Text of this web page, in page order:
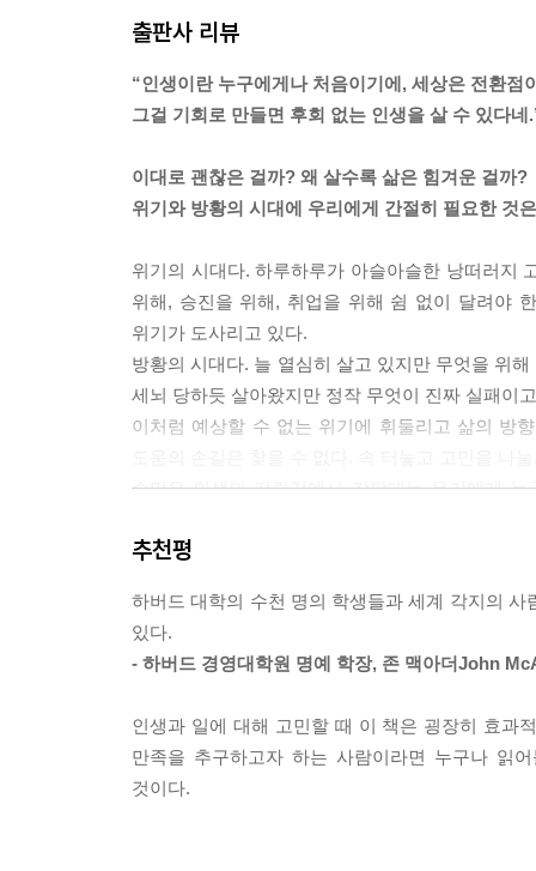
은 돈을 벌었지만 그의 진짜 유산은 과연 무엇일
하워드는 인생의 마지막 순간에 꼭 남기고 싶은
……
로소 삶의 틀이 형성된다는 거죠?”
“그렇지. 인간은 두 번 살지 못하잖아. 참, 내 경
지막 장면에서 시작하기’는 그와 비슷한 효력을
“성공과 실패는 동전의 양면과 같아서 각각의 무
게 보면 많은 사람들이 성공과 실패에 대해 모순
로 받아들인 탓에 스스로 어려움에 처하곤 하거든
말고, 제한된 틀에서 벗어나 자기만의 용어로 정의
드는 자기만의 용어로 성공과 실패를 정의할 때
치에서 성공과 실패를 바라보아야 한다는 것이다.
가면서 성공과 실패 역시 새롭게 정의해야 한다.
---본문 중에서
출판사 리뷰
“인생이란 누구에게나 처음이기에, 세상은 전환점
그걸 기회로 만들면 후회 없는 인생을 살 수 있다네
이대로 괜찮은 걸까? 왜 살수록 삶은 힘겨운 걸까?
위기와 방황의 시대에 우리에게 간절히 필요한 것
위기의 시대다. 하루하루가 아슬아슬한 낭떠러지
위해, 승진을 위해, 취업을 위해 쉼 없이 달려야
위기가 도사리고 있다.
방황의 시대다. 늘 열심히 살고 있지만 무엇을 위
세뇌 당하듯 살아왔지만 정작 무엇이 진짜 실패이
이처럼 예상할 수 없는 위기에 휘둘리고 삶의 방
수많은 인생의 갈림길에서 갈팡대는 우리에게
불리는 ‘하워드 스티븐슨’ 교수의 조언이다.
죽음의 문턱에서 되살아난 세계적인 석학 하워드
그가 말하는 ‘후회 없는 인생을 사는 12가지 지혜’
교수이다. 그는 ‘기업가 정신’을 학문의 영역으
예리한 심리적 통찰력, 에너지 넘치는 정신력을
되어주었다. 학생들에게는 우상과 같은 스승이
추천평
하버드 대학의 수천 명의 학생들과 세계 각지의
있다.
- 하버드 경영대학원 명예 학장, 존 맥아더John
인생과 일에 대해 고민할 때 이 책은 굉장히 효과
만족을 추구하고자 하는 사람이라면 누구나 읽
것이다.